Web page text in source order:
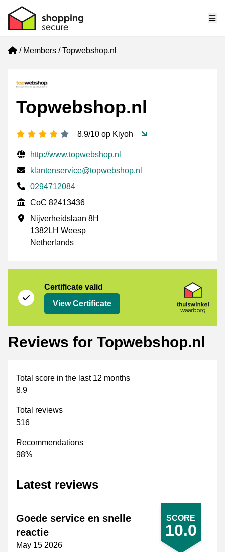
Home
Members Topwebshop.nl
Topwebshop.nl
4 stars
8.9/10 op Kiyoh
Verified contact information
Website URL
http://www.topwebshop.nl
Email
klantenservice@topwebshop.nl
Phone number
0294712084
CoC
CoC 82413436
Business address
Nijverheidslaan 8H
1382LH Weesp
Netherlands
Certificate valid
View Certificate
Reviews for Topwebshop.nl
Total score in the last 12 months
8.9
Total reviews
516
Recommendations
98%
Latest reviews
SCORE
10.0
Goede service en snelle
reactie
May 15 2026